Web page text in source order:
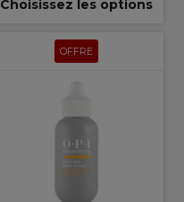
Choisissez les options
OFFRE